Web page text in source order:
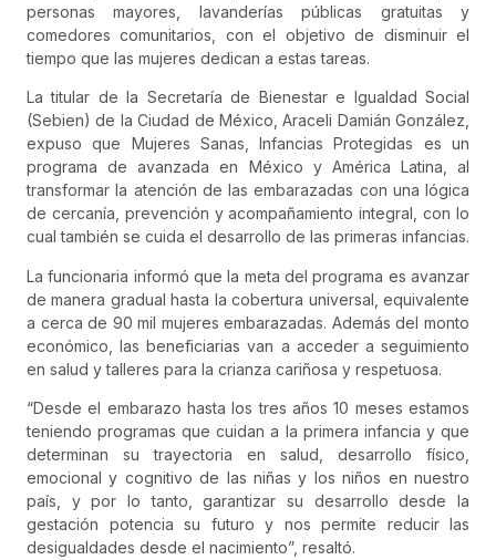
personas mayores, lavanderías públicas gratuitas y
comedores comunitarios, con el objetivo de disminuir el
tiempo que las mujeres dedican a estas tareas.
La titular de la Secretaría de Bienestar e Igualdad Social
(Sebien) de la Ciudad de México, Araceli Damián González,
expuso que Mujeres Sanas, Infancias Protegidas es un
programa de avanzada en México y América Latina, al
transformar la atención de las embarazadas con una lógica
de cercanía, prevención y acompañamiento integral, con lo
cual también se cuida el desarrollo de las primeras infancias.
La funcionaria informó que la meta del programa es avanzar
de manera gradual hasta la cobertura universal, equivalente
a cerca de 90 mil mujeres embarazadas. Además del monto
económico, las beneficiarias van a acceder a seguimiento
en salud y talleres para la crianza cariñosa y respetuosa.
“Desde el embarazo hasta los tres años 10 meses estamos
teniendo programas que cuidan a la primera infancia y que
determinan su trayectoria en salud, desarrollo físico,
emocional y cognitivo de las niñas y los niños en nuestro
país, y por lo tanto, garantizar su desarrollo desde la
gestación potencia su futuro y nos permite reducir las
desigualdades desde el nacimiento”, resaltó.